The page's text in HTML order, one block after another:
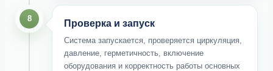
8 Проверка и запуск
Система запускается, проверяется циркуляция,
давление, герметичность, включение
оборудования и корректность работы основных